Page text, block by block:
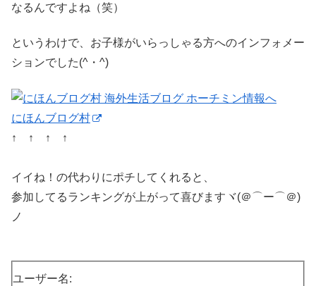
なるんですよね（笑）
というわけで、お子様がいらっしゃる方へのインフォメー
ションでした(^・^)
にほんブログ村
↑ ↑ ↑ ↑
イイね！の代わりにポチしてくれると、
参加してるランキングが上がって喜びますヾ(＠⌒ー⌒＠)
ノ
ユーザー名: